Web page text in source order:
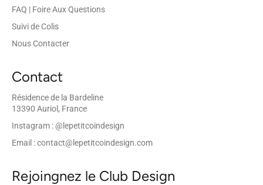
FAQ | Foire Aux Questions
Suivi de Colis
Nous Contacter
Contact
Résidence de la Bardeline
13390 Auriol, France
Instagram : @lepetitcoindesign
Email : contact@lepetitcoindesign.com
Rejoingnez le Club Design